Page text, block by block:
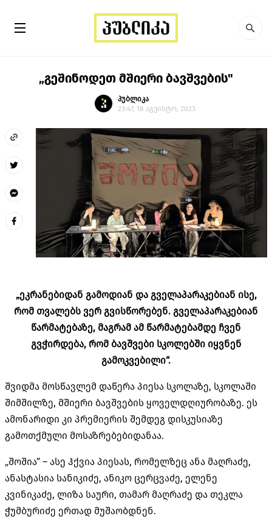
„გეშინოდეთ მშიერი ბავშვების"
პუბლიკა
23:47, 18 აგვისტო, 2023
„ეკრანებიდან გამოდიან და გველაპარაკებიან ისე,
რომ თვალებს ვერ გვისწორებენ. გველაპარაკებიან
წარმატებაზე, მაგრამ ამ წარმატებამდე ჩვენ
გვჭირდება, რომ ბავშვებისკოლებშიიყვნენ
გამოკვებილი“.
შვიდმა მოსწავლემ დაწერა პიესა სკოლაზე, სკოლაში
შიმშილზე, მშიერი ბავშვების ყოველდღიურობაზე. ეს
ამონარიდი კი პრემიერის შემდეგ დისკუსიაზე
გამოთქმული მოსაზრებებიდანაა.
„შოშია” – ასე ჰქვია პიესას, რომელზეც ანა მაღრაძე,
ანასტასია სანიკიძე, ანიკო ცერცვაძე, ელენე
კვინიკაძე, ლიზა საური, თამარ მაღრაძე და თეკლა
ჭუმბურიძე ერთად მუშაობდნენ.